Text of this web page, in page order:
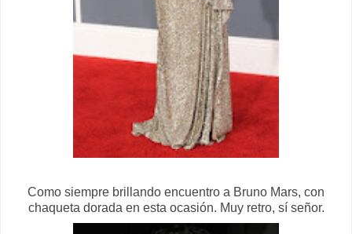
Como siempre brillando encuentro a Bruno Mars, con
chaqueta dorada en esta ocasión. Muy retro, sí señor.